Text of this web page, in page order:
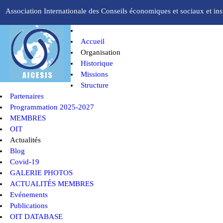
Association Internationale des Conseils économiques et sociaux et
Accueil
Organisation
Historique
Missions
Structure
Partenaires
Programmation 2025-2027
MEMBRES
OIT
Actualités
Blog
Covid-19
GALERIE PHOTOS
ACTUALITÉS MEMBRES
Evénements
Publications
OIT DATABASE